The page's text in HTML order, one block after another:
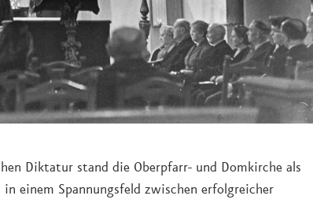
Diktatur stand die Oberpfarr- und Domkirche als
einem Spannungsfeld zwischen erfolgreicher